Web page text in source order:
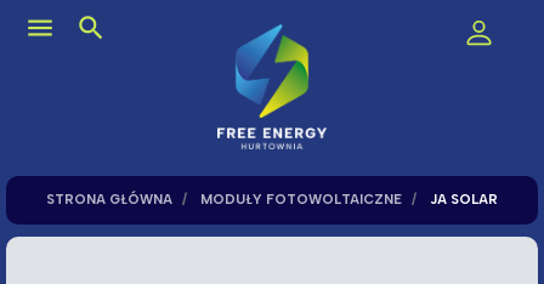
menu search
STRONA GŁÓWNA MODUŁY FOTOWOLTAICZNE JA SOLAR